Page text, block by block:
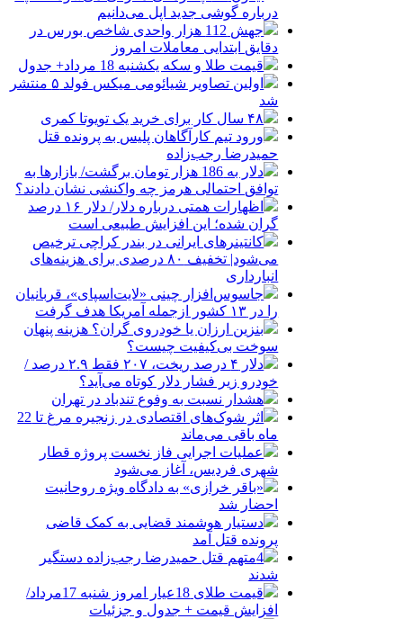
درباره گوشی جدید اپل می‌دانیم
جهش 112 هزار واحدی شاخص بورس در
دقایق ابتدایی معاملات امروز
قیمت طلا و سکه یکشنبه 18 مرداد+ جدول
اولین تصاویر شیائومی میکس فولد ۵ منتشر
شد
۴۸ سال کار برای خرید یک تویوتا کمری
ورود تیم کارآگاهان پلیس به پرونده قتل
حمیدرضا رجب‌زاده
دلار به 186 هزار تومان برگشت/ بازارها به
توافق احتمالی هرمز چه واکنشی نشان دادند؟
اظهارات همتی درباره دلار/ دلار ۱۶ درصد
گران شده؛ این افزایش طبیعی است
کانتینرهای ایرانی در بندر کراچی ترخیص
می‌شود| تخفیف ۸۰ درصدی برای هزینه‌های
انبارداری
جاسوس‌افزار چینی «لایت‌اسپای»، قربانیان
را در ۱۳ کشور ازجمله آمریکا هدف گرفت
بنزین ارزان یا خودروی گران؟ هزینه پنهان
سوخت بی‌کیفیت چیست؟
دلار ۴ درصد ریخت، ۲۰۷ فقط ۲.۹ درصد /
خودرو زیر فشار دلار کوتاه می‌آید؟
هشدار نسبت به وفوع تندباد در تهران
اثر شوک‌های اقتصادی در زنجیره مرغ تا 22
ماه باقی می‌ماند
عملیات اجرایی فاز نخست پروژه قطار
شهری فردیس، آغاز می‌شود
«باقر خرازی» به دادگاه ویژه روحانیت
احضار شد
دستیار هوشمند قضایی به کمک قاضی
پرونده قتل آمد
4متهم قتل حمیدرضا رجب‌زاده دستگیر
شدند
قیمت طلای 18عیار امروز شنبه 17مرداد/
افزایش قیمت + جدول و جزئیات